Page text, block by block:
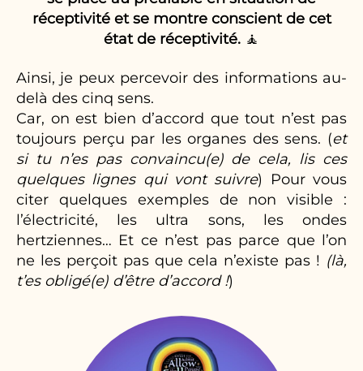
réceptivité et se montre conscient de cet
état de réceptivité. 🧘
Ainsi, je peux percevoir des informations au-
delà des cinq sens.
Car, on est bien d’accord que tout n’est pas
toujours perçu par les organes des sens. (et
si tu n’es pas convaincu(e) de cela, lis ces
quelques lignes qui vont suivre) Pour vous
citer quelques exemples de non visible :
l’électricité, les ultra sons, les ondes
hertziennes… Et ce n’est pas parce que l’on
ne les perçoit pas que cela n’existe pas ! (là,
t’es obligé(e) d’être d’accord !)